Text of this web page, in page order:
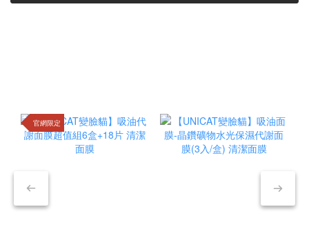
官網限定